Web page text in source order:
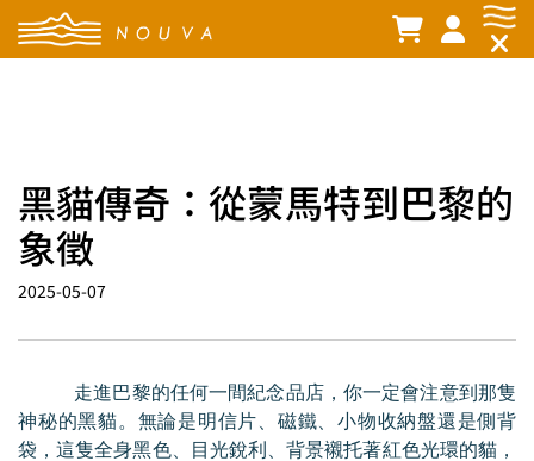
黑貓傳奇：從蒙馬特到巴黎的
象徵
2025-05-07
走進巴黎的任何一間紀念品店，你一定會注意到那隻
神秘的黑貓。無論是明信片、磁鐵、小物收納盤還是側背
袋，這隻全身黑色、目光銳利、背景襯托著紅色光環的貓，